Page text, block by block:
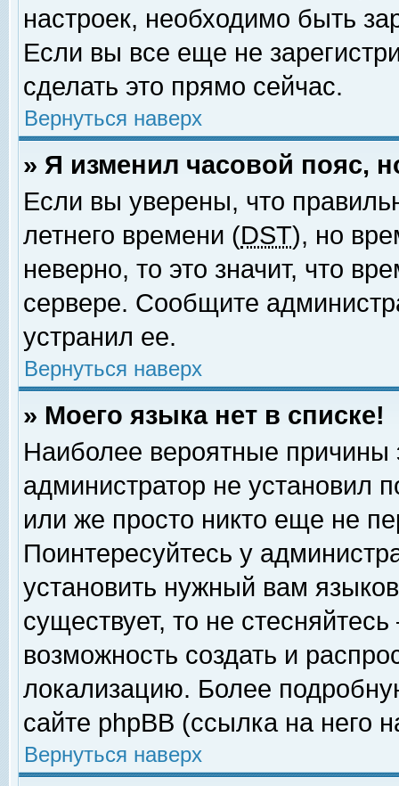
настроек, необходимо быть
Если вы все еще не
сделать это прямо сейчас.
Вернуться наверх
» Я изменил часовой пояс,
Если вы уверены, что
летнего времени (DST), но
неверно, то это значит, что
сервере. Сообщите
устранил ее.
Вернуться наверх
» Моего языка нет в списке!
Наиболее вероятные причины
администратор не установил
или же просто никто еще не
Поинтересуйтесь у
установить нужный вам
существует, то не
возможность создать и
локализацию. Более
сайте phpBB (ссылка на него
Вернуться наверх